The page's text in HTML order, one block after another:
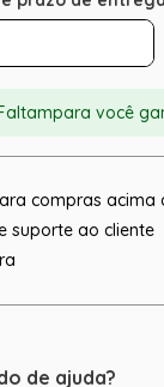
para você
compras acima
suporte ao cliente
de ajuda?